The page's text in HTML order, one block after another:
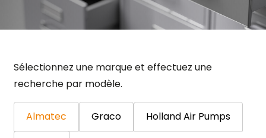
Sélectionnez une marque et effectuez une
recherche par modèle.
Almatec Graco Holland Air Pumps